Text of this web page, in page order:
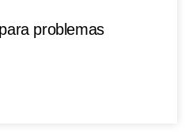
problemas